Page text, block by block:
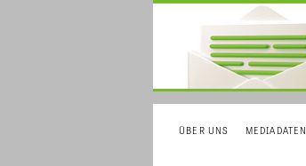
ÜBER UNS MEDIADATEN